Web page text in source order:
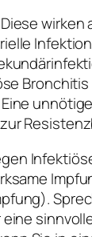
Diese wirken